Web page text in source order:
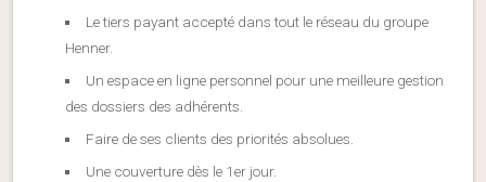
Le tiers payant accepté dans tout le réseau du groupe
Henner.
Un espace en ligne personnel pour une meilleure gestion
des dossiers des adhérents.
Faire de ses clients des priorités absolues.
Une couverture dès le 1er jour.